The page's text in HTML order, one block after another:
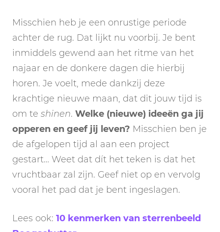
Misschien heb je een onrustige periode
achter de rug. Dat lijkt nu voorbij. Je bent
inmiddels gewend aan het ritme van het
najaar en de donkere dagen die hierbij
horen. Je voelt, mede dankzij deze
krachtige nieuwe maan, dat dit jouw tijd is
om te shinen. Welke (nieuwe) ideeën ga jij
opperen en geef jij leven? Misschien ben je
de afgelopen tijd al aan een project
gestart… Weet dat dít het teken is dat het
vruchtbaar zal zijn. Geef niet op en vervolg
vooral het pad dat je bent ingeslagen.
Lees ook: 10 kenmerken van sterrenbeeld